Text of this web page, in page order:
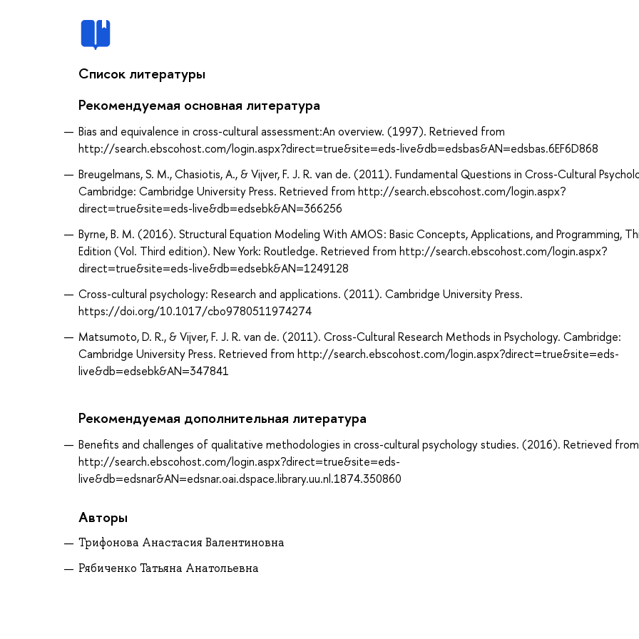
Список литературы
Рекомендуемая основная литература
Bias and equivalence in cross-cultural assessment:An overview. (1997). Retrieved from
http://search.ebscohost.com/login.aspx?direct=true&site=eds-live&db=edsbas&AN=edsbas.6EF6D868
Breugelmans, S. M., Chasiotis, A., & Vijver, F. J. R. van de. (2011). Fundamental Questions in Cross-Cultural
Cambridge: Cambridge University Press. Retrieved from http://search.ebscohost.com/login.aspx?
direct=true&site=eds-live&db=edsebk&AN=366256
Byrne, B. M. (2016). Structural Equation Modeling With AMOS : Basic Concepts, Applications, and Programming,
Edition (Vol. Third edition). New York: Routledge. Retrieved from http://search.ebscohost.com/login.aspx?
direct=true&site=eds-live&db=edsebk&AN=1249128
Cross-cultural psychology: Research and applications. (2011). Cambridge University Press.
https://doi.org/10.1017/cbo9780511974274
Matsumoto, D. R., & Vijver, F. J. R. van de. (2011). Cross-Cultural Research Methods in Psychology. Cambridge:
Cambridge University Press. Retrieved from http://search.ebscohost.com/login.aspx?direct=true&site=eds-
live&db=edsebk&AN=347841
Рекомендуемая дополнительная литература
Benefits and challenges of qualitative methodologies in cross-cultural psychology studies. (2016). Retrieved from
http://search.ebscohost.com/login.aspx?direct=true&site=eds-
live&db=edsnar&AN=edsnar.oai.dspace.library.uu.nl.1874.350860
Авторы
Трифонова Анастасия Валентиновна
Рябиченко Татьяна Анатольевна